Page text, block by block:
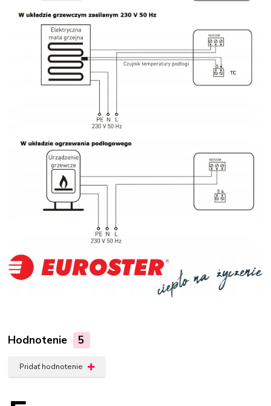
Hodnotenie 5
Pridať hodnotenie